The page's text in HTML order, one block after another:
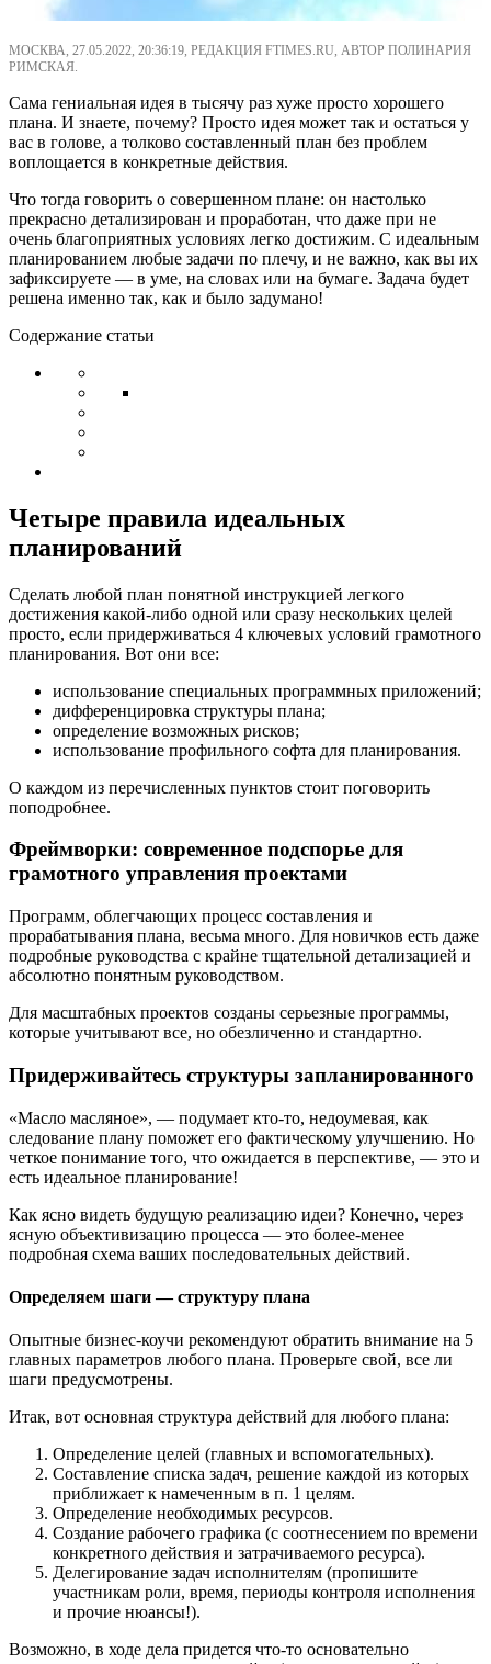
МОСКВА, 27.05.2022, 20:36:19, РЕДАКЦИЯ FTIMES.RU, АВТОР ПОЛИНАРИЯ
РИМСКАЯ.
Сама гениальная идея в тысячу раз хуже просто хорошего
плана. И знаете, почему? Просто идея может так и остаться у
вас в голове, а толково составленный план без проблем
воплощается в конкретные действия.
Что тогда говорить о совершенном плане: он настолько
прекрасно детализирован и проработан, что даже при не
очень благоприятных условиях легко достижим. С идеальным
планированием любые задачи по плечу, и не важно, как вы их
зафиксируете — в уме, на словах или на бумаге. Задача будет
решена именно так, как и было задумано!
Содержание статьи
Четыре правила идеальных
планирований
Сделать любой план понятной инструкцией легкого
достижения какой-либо одной или сразу нескольких целей
просто, если придерживаться 4 ключевых условий грамотного
планирования. Вот они все:
использование специальных программных приложений;
дифференцировка структуры плана;
определение возможных рисков;
использование профильного софта для планирования.
О каждом из перечисленных пунктов стоит поговорить
поподробнее.
Фреймворки: современное подспорье для
грамотного управления проектами
Программ, облегчающих процесс составления и
прорабатывания плана, весьма много. Для новичков есть даже
подробные руководства с крайне тщательной детализацией и
абсолютно понятным руководством.
Для масштабных проектов созданы серьезные программы,
которые учитывают все, но обезличенно и стандартно.
Придерживайтесь структуры запланированного
«Масло масляное», — подумает кто-то, недоумевая, как
следование плану поможет его фактическому улучшению. Но
четкое понимание того, что ожидается в перспективе, — это и
есть идеальное планирование!
Как ясно видеть будущую реализацию идеи? Конечно, через
ясную объективизацию процесса — это более-менее
подробная схема ваших последовательных действий.
Определяем шаги — структуру плана
Опытные бизнес-коучи рекомендуют обратить внимание на 5
главных параметров любого плана. Проверьте свой, все ли
шаги предусмотрены.
Итак, вот основная структура действий для любого плана:
Определение целей (главных и вспомогательных).
Составление списка задач, решение каждой из которых
приближает к намеченным в п. 1 целям.
Определение необходимых ресурсов.
Создание рабочего графика (с соотнесением по времени
конкретного действия и затрачиваемого ресурса).
Делегирование задач исполнителям (пропишите
участникам роли, время, периоды контроля исполнения
и прочие нюансы!).
Возможно, в ходе дела придется что-то основательно